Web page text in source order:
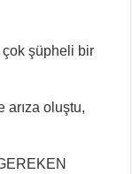
çok şüpheli bir
arıza oluştu,